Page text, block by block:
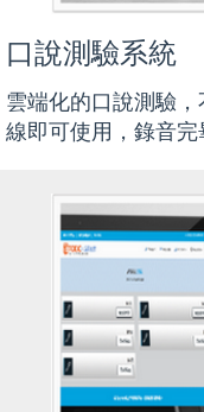
口說測驗系統
雲端化的口說測驗
線即可使用，錄音完